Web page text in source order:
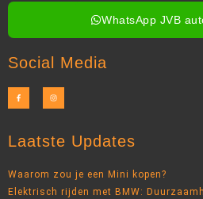
WhatsApp JVB
Social Media
Laatste Updates
Waarom zou je een Mini kopen?
Elektrisch rijden met BMW: